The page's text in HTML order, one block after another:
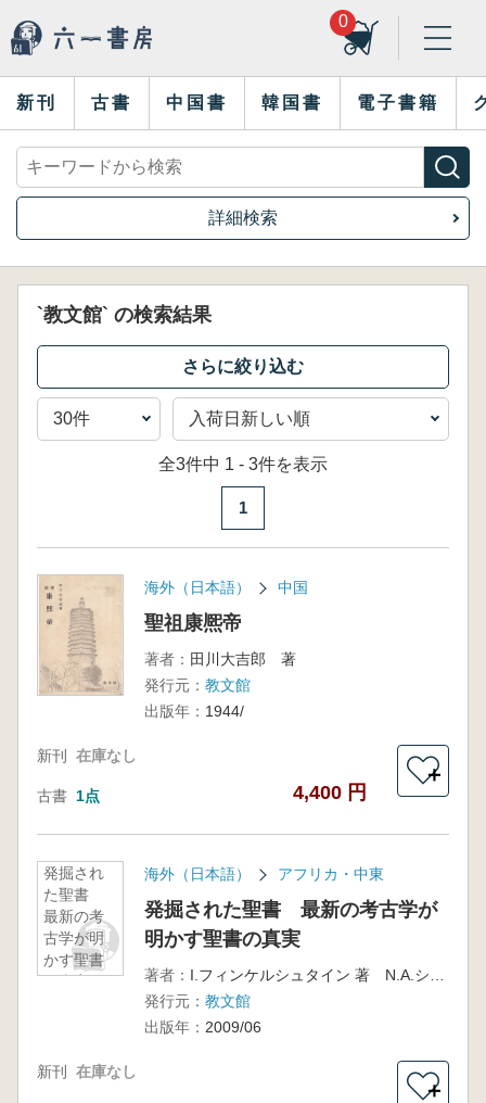
0
新刊 古書 中国書 韓国書 電子書籍
詳細検索
`教文館` の検索結果
全3件中 1 - 3件を表示
1
海外（日本語） 中国
聖祖康熈帝
著者： 田川大吉郎 著
発行元： 教文館
出版年： 1944/
新刊 在庫なし
古書 1点 4,400 円
＋
発掘され
た聖書
最新の考
古学が明
かす聖書
の真実
海外（日本語） アフリカ・中東
発掘された聖書 最新の考古学が
明かす聖書の真実
著者：
発行元： 教文館
出版年： 2009/06
新刊 在庫なし
＋